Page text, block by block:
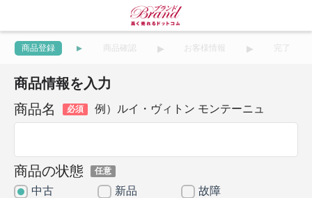
商品登録 商品確認 お客様情報 完了
商品情報を入力
商品名
必須 例）ルイ・ヴィトン モンテーニュ
商品の状態 任意
中古 新品 故障